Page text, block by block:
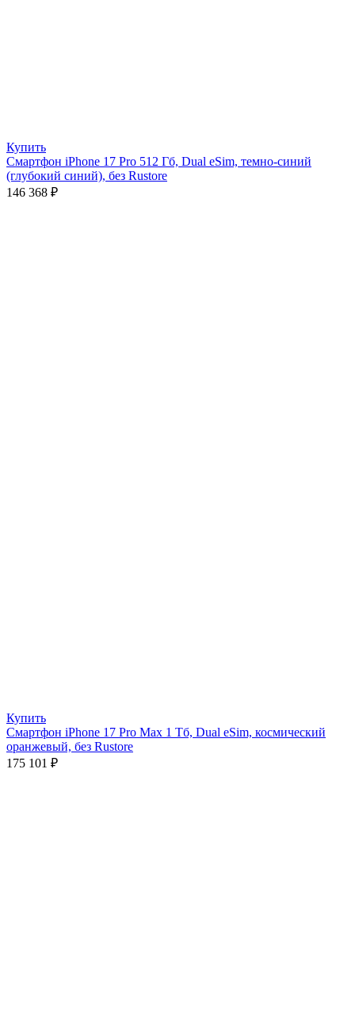
Купить
Смартфон iPhone 17 Pro 512 Гб, Dual eSim, темно-синий
(глубокий синий), без Rustore
146 368 ₽
Купить
Смартфон iPhone 17 Pro Max 1 Тб, Dual eSim, космический
оранжевый, без Rustore
175 101 ₽